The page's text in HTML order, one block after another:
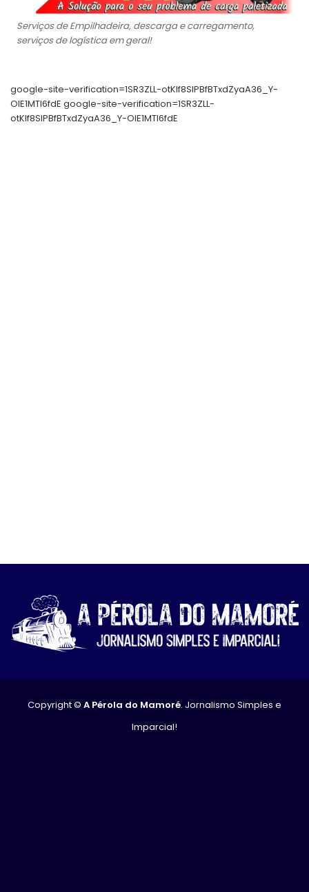
Serviços de Empilhadeira, descarga e carregamento,
serviços de logística em geral!
google-site-verification=1SR3ZLL-otKIf8SlPBfBTxdZyaA36_Y-
OIE1MTl6fdE google-site-verification=1SR3ZLL-
otKIf8SlPBfBTxdZyaA36_Y-OIE1MTl6fdE
Copyright © A Pérola do Mamoré. Jornalismo Simples e
Imparcial!